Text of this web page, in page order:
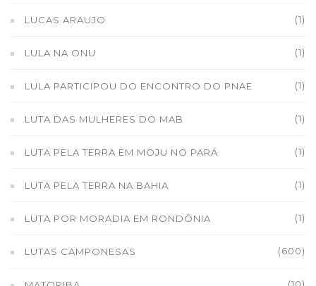
LUCAS ARAUJO (1)
LULA NA ONU (1)
LULA PARTICIPOU DO ENCONTRO DO PNAE (1)
LUTA DAS MULHERES DO MAB (1)
LUTA PELA TERRA EM MOJU NO PARÁ (1)
LUTA PELA TERRA NA BAHIA (1)
LUTA POR MORADIA EM RONDÔNIA (1)
LUTAS CAMPONESAS (600)
(10)